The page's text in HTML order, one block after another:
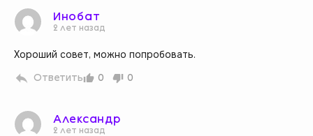
Инобат
2 лет назад
Хороший совет, можно попробовать.
0 0
Ответить
Александр
2 лет назад